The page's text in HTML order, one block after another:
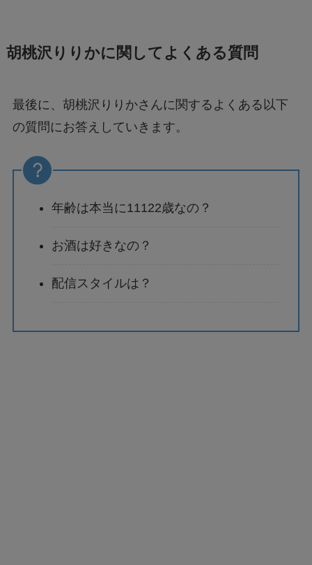
胡桃沢りりかに関してよくある質問
最後に、胡桃沢りりかさんに関するよくある以下
の質問にお答えしていきます。
年齢は本当に11122歳なの？
お酒は好きなの？
配信スタイルは？